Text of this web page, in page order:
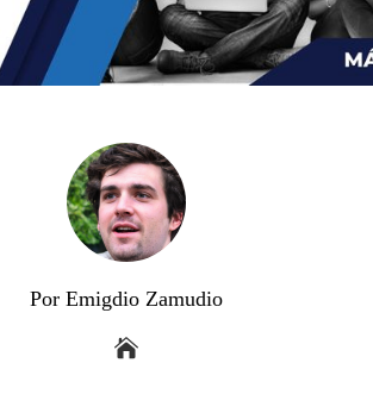
Por Emigdio Zamudio